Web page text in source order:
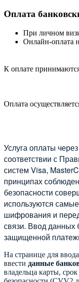
Оплата
При личном
Онлайн-оплата
К оплате
Оплата
Услуга оплаты
соответствии с
систем Visa,
принципах
безопасности
используются
шифрования и
связи. Ввод данных
защищенной
На странице для
ввести данные
владельца карты,